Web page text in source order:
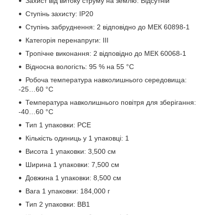
Ступінь захисту: IP20
Ступінь забруднення: 2 відповідно до МЕК 60898-1
Категорія перенапруги: ІІІ
Тропічне виконання: 2 відповідно до МЕК 60068-1
Відносна вологість: 95 % на 55 °C
Робоча температура навколишнього середовища:
-25…60 °C
Температура навколишнього повітря для зберігання:
-40…60 °C
Тип 1 упаковки: PCE
Кількість одиниць у 1 упаковці: 1
Висота 1 упаковки: 3,500 см
Ширина 1 упаковки: 7,500 см
Довжина 1 упаковки: 8,500 см
Вага 1 упаковки: 184,000 г
Тип 2 упаковки: BB1